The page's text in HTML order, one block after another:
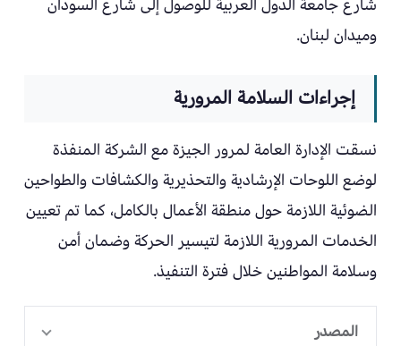
وميدان لبنان.
إجراءات السلامة المرورية
نسقت الإدارة العامة لمرور الجيزة مع الشركة المنفذة
لوضع اللوحات الإرشادية والتحذيرية والكشافات والطواحين
الضوئية اللازمة حول منطقة الأعمال بالكامل، كما تم تعيين
الخدمات المرورية اللازمة لتيسير الحركة وضمان أمن
وسلامة المواطنين خلال فترة التنفيذ.
المصدر